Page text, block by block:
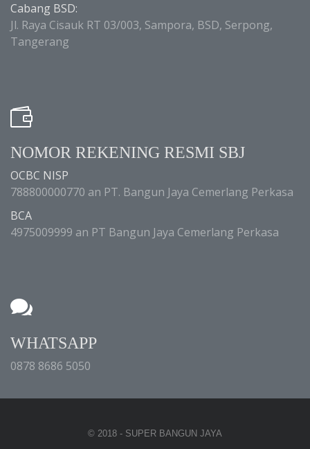
Cabang BSD:
Jl. Raya Cisauk RT 03/003, Sampora, BSD, Serpong,
Tangerang
NOMOR REKENING RESMI SBJ
OCBC NISP
788800000770 an PT. Bangun Jaya Cemerlang Perkasa
BCA
4975009999 an PT Bangun Jaya Cemerlang Perkasa
WHATSAPP
0878 8686 5050
© 2018 - SUPER BANGUN JAYA